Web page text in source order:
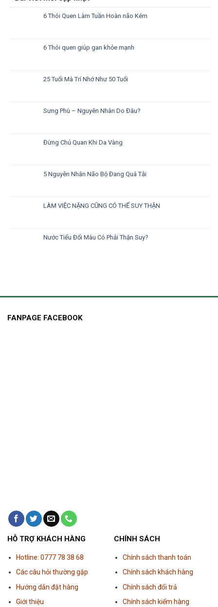
6 Thói Quen Làm Tuần Hoàn não Kém
6 Thói quen giúp gan khỏe mạnh
25 Tuổi Mà Trí Nhớ Như 50 Tuổi
Sưng Phù – Nguyên Nhân Do Đâu?
Đừng Chủ Quan Khi Da Vàng
5 Nguyên Nhân Não Bộ Đang Quá Tải
LÀM VIỆC NẶNG CŨNG CÓ THỂ SUY THẬN
Nước Tiểu Đổi Màu Có Phải Thận Suy?
FANPAGE FACEBOOK
HỖ TRỢ KHÁCH HÀNG
Hotline: 0777 78 38 68
Các câu hỏi thường gặp
Hướng dẫn đặt hàng
Giới thiệu
CHÍNH SÁCH
Chính sách thanh toán
Chính sách khách hàng
Chính sách đổi trả
Chính sách kiểm hàng